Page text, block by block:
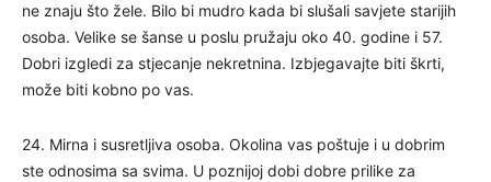
ne znaju što žele. Bilo bi mudro kada bi slušali savjete starijih
osoba. Velike se šanse u poslu pružaju oko 40. godine i 57.
Dobri izgledi za stjecanje nekretnina. Izbjegavajte biti škrti,
može biti kobno po vas.
24. Mirna i susretljiva osoba. Okolina vas poštuje i u dobrim
ste odnosima sa svima. U poznijoj dobi dobre prilike za